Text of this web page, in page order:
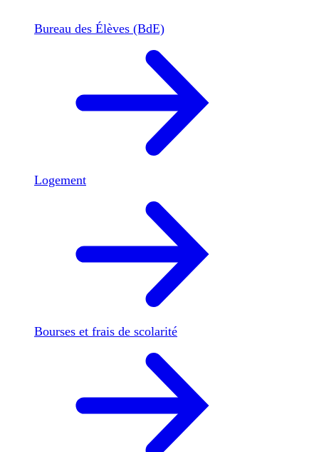
Bureau des Élèves (BdE)
Logement
Bourses et frais de scolarité